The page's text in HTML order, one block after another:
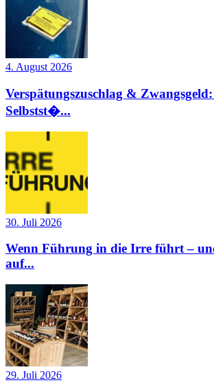
4. August 2026
Verspätungszuschlag & Zwangsgeld:
Selbstst�...
30. Juli 2026
Wenn Führung in die Irre führt –
auf...
29. Juli 2026